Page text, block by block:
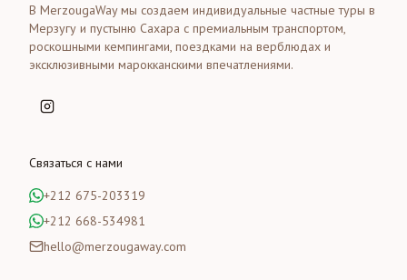
В MerzougaWay мы создаем индивидуальные частные туры в
Мерзугу и пустыню Сахара с премиальным транспортом,
роскошными кемпингами, поездками на верблюдах и
эксклюзивными марокканскими впечатлениями.
Связаться с нами
+212 675-203319
+212 668-534981
hello@merzougaway.com